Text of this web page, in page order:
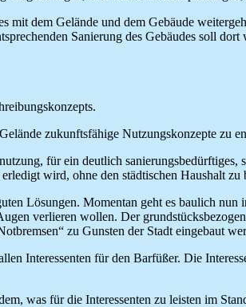
mit dem Gelände und dem Gebäude
Sanierung des Gebäudes soll dort
zukunftsfähige Nutzungskonzepte zu
für ein deutlich sanierungsbedürftiges,
wird, ohne den städtischen Haushalt zu
Lösungen. Momentan geht es baulich nun
verlieren wollen. Der
zu Gunsten der Stadt eingebaut
Interessenten für den Barfüßer. Die
was für die Interessenten zu leisten im